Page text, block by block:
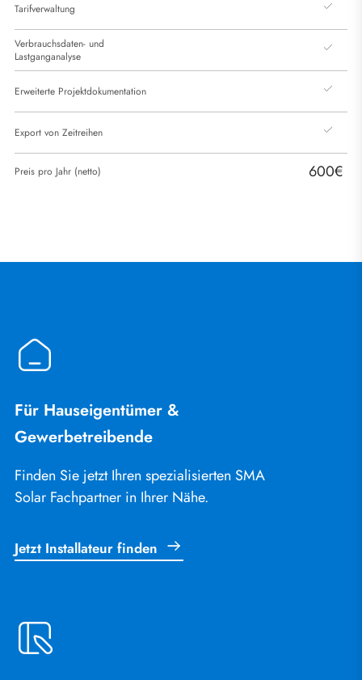
Tarifverwaltung
Verbrauchsdaten- und
Lastganganalyse
Erweiterte Projektdokumentation
Export von Zeitreihen
Preis pro Jahr (netto) 600€
Für Hauseigentümer &
Gewerbetreibende
Finden Sie jetzt Ihren spezialisierten SMA
Solar Fachpartner in Ihrer Nähe.
Jetzt Installateur finden